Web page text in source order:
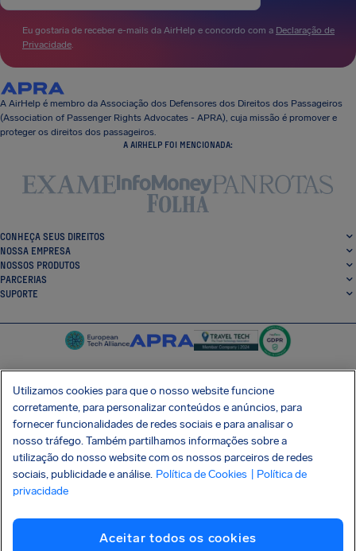
Eu gostaria de receber e-mails da AirHelp e concordo com a Declaração de
Privacidade.
A AirHelp é membro da Associação dos Defensores dos Direitos dos Passageiros
(Association of Passenger Rights Advocates - APRA), cuja missão é promover e
proteger os direitos dos passageiros.
A AIRHELP FOI MENCIONADA:
CONHEÇA SEUS DIREITOS
NOSSA EMPRESA
NOSSOS PRODUTOS
PARCERIAS
SUPORTE
SocialFacebook
SocialTwitter
SocialInstagram
SocialLinkedin
BAIXE GRÁTIS NOSSO APP
Política de Privacidade
Imprint
Utilizamos cookies para que o nosso website funcione
corretamente, para personalizar conteúdos e anúncios, para
fornecer funcionalidades de redes sociais e para analisar o
nosso tráfego. Também partilhamos informações sobre a
utilização do nosso website com os nossos parceiros de redes
sociais, publicidade e análise. Política de Cookies
| Política de
privacidade
Aceitar todos os cookies